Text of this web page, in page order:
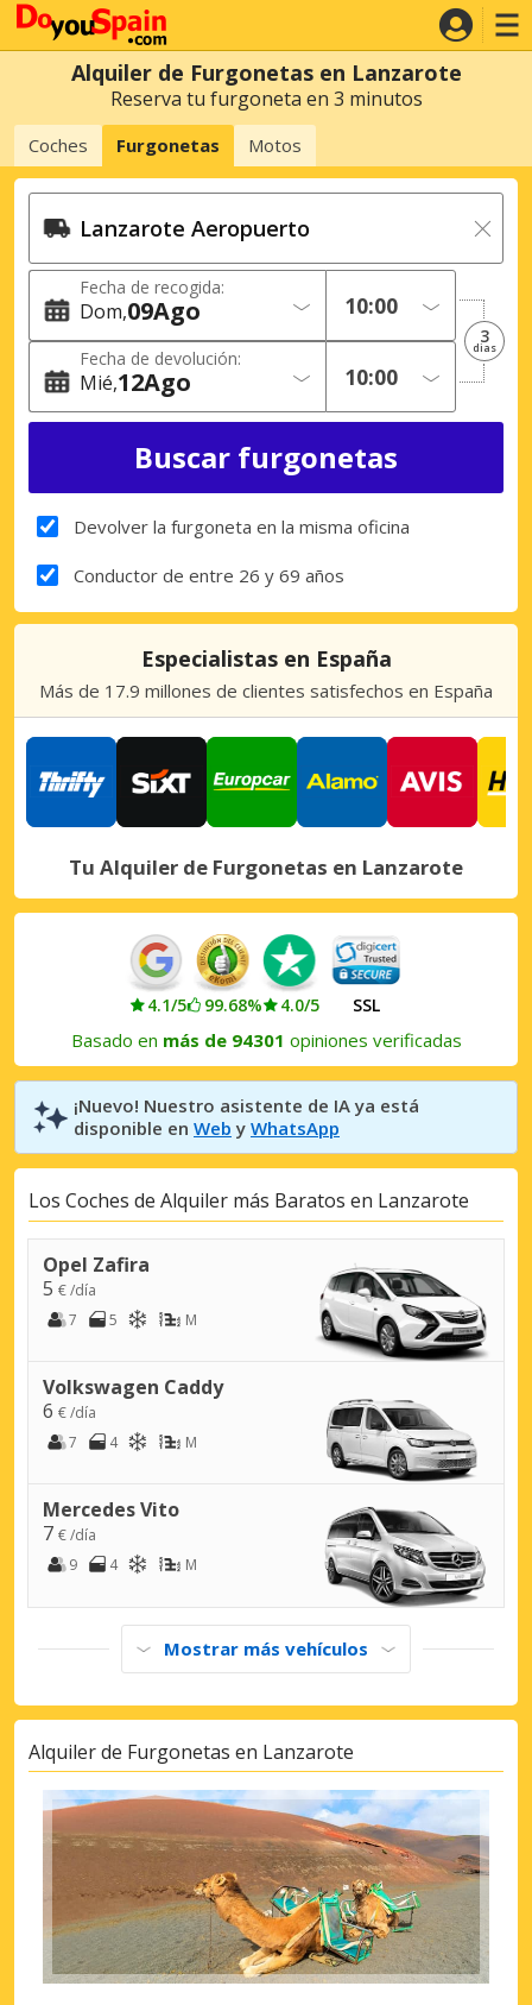
Alquiler de Furgonetas en Lanzarote
Reserva tu furgoneta en 3 minutos
Coches Furgonetas Motos
Fecha de recogida:
Dom 09Ago
Fecha de devolución:
Mié 12Ago
3
dias
Devolver la furgoneta en la misma oficina
Conductor de entre 26 y 69 años
Especialistas en España
Más de 17.9 millones de clientes satisfechos en España
Tu Alquiler de Furgonetas en Lanzarote
4.1/5 99.68% 4.0/5 SSL
Basado en más de 94301 opiniones verificadas
¡Nuevo! Nuestro asistente de IA ya está
disponible en Web y WhatsApp
Los Coches de Alquiler más Baratos en Lanzarote
Opel Zafira
5 € /día
7
5 M
Volkswagen Caddy
6 € /día
7
4 M
Mercedes Vito
7 € /día
9
4 M
Mostrar más vehículos
Alquiler de Furgonetas en Lanzarote